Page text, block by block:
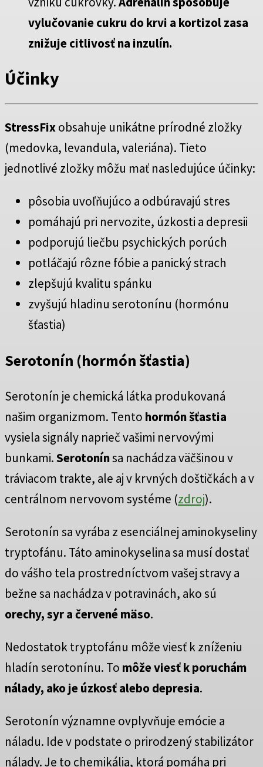
vylučovanie cukru do krvi a kortizol zasa
znižuje citlivosť na inzulín.
Účinky
StressFixobsahuje unikátne prírodné zložky
(medovka, levandula, valeriána). Tieto
jednotlivé zložky môžu mať nasledujúce účinky:
pôsobia uvoľňujúco a odbúravajú stres
pomáhajú pri nervozite, úzkosti a depresii
podporujú liečbu psychických porúch
potláčajú rôzne fóbie a panický strach
zlepšujú kvalitu spánku
zvyšujú hladinu serotonínu (hormónu
šťastia)
Serotonín (hormón šťastia)
Serotonín je chemická látka produkovaná
našim organizmom. Tento hormón šťastia
vysiela signály naprieč vašimi nervovými
bunkami.Serotonínsa nachádza väčšinou v
tráviacom trakte, ale aj v krvných doštičkách a v
centrálnom nervovom systéme (zdroj).
Serotonín sa vyrába z esenciálnej aminokyseliny
tryptofánu. Táto aminokyselina sa musí dostať
do vášho tela prostredníctvom vašej stravy a
bežne sa nachádza v potravinách, ako sú
orechy, syr a červené mäso.
Nedostatok tryptofánu môže viesť k zníženiu
hladín serotonínu. To môže viesť k poruchám
nálady, ako je úzkosť alebo depresia.
Serotonín významne ovplyvňuje emócie a
náladu. Ide v podstate o prirodzený stabilizátor
nálady. Je to chemikália, ktorá pomáha pri